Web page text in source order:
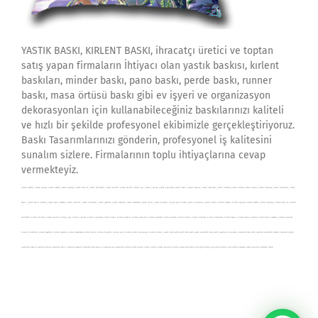
YASTIK BASKI, KIRLENT BASKI, ihracatçı üretici ve toptan
satış yapan firmaların İhtiyacı olan yastık baskısı, kırlent
baskıları, minder baskı, pano baskı, perde baskı, runner
baskı, masa örtüsü baskı gibi ev işyeri ve organizasyon
dekorasyonları için kullanabileceğiniz baskılarınızı kaliteli
ve hızlı bir şekilde profesyonel ekibimizle gerçekleştiriyoruz.
Baskı Tasarımlarınızı gönderin, profesyonel iş kalitesini
sunalım sizlere. Firmalarının toplu ihtiyaçlarına cevap
vermekteyiz.
yastık imalatı, yastık sipariş, yastık imalat, yastık siparişi, yastık satın al, yastık modelleri, yastık modeli, yastık model, yastık yap, yastık yapımı, yastık yaptırma, yastık baskı, yastık baskısı, yastık baskıları, yastık üretimi, yastık üretim, yastık üretici, yastık üreticisi, yastık üreticileri, yastık
fason, yastık fason üretimi, yastık fason imalatı, yastık renkleri, yastık örnekleri, yastık çeşitleri, yastık tasarımı, yastık tasarlama, yastık fiyatı, yastık fiyatları, toptan spor forma, yastık toptancısı, yastık üretici, kırlent imalatı, kırlent sipariş, kırlent imalat, kırlent siparişi, kırlent satın al, kırlent
modelleri, kırlent modeli, kırlent model, kırlent yap, kırlent yapımı, kırlent yaptırma, kırlent baskı, kırlent baskısı, kırlent baskıları, kırlent üretimi, kırlent üretim, kırlent üretici, kırlent üreticisi, kırlent üreticileri, kırlent fason, kırlent fason üretimi, kırlent fason imalatı, kırlent renkleri,
kırlent örnekleri, kırlent çeşitleri, kırlent tasarımı, kırlent tasarlama, kırlent fiyatı, kırlent fiyatları, toptan spor forma, kırlent toptancısı, kırlent üretici, yastık dekoratif güzel dekoratif yastık modelleri dekoratif yastıklar ortopedik yastıklar dekoratif yastıklar modelleri resimli yastıklar kalpli
yastıklar baskılı yastıklar ilginç yastıklar dekor yastıklar desenli yastıklar dekorasyon yastıklar süs yastıkları kırlent kılıfı kırlent yastık hediye yastık sevgılıye hedıye isme özel hediye fotoğraf hediye sevgiline hediye özel hediye resimli yastık sevgiliye resimli yastık